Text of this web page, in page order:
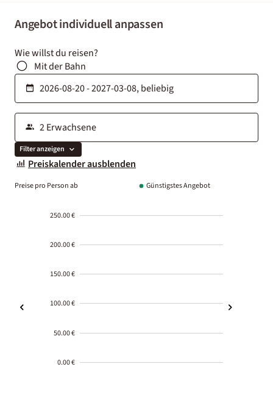
Angebot individuell anpassen
Wie willst du reisen?
Mit der Bahn
Filter anzeigen
Preiskalender ausblenden
Preise pro Person ab Günstigstes Angebot
250.00 €
200.00 €
150.00 €
100.00 €
50.00 €
0.00 €